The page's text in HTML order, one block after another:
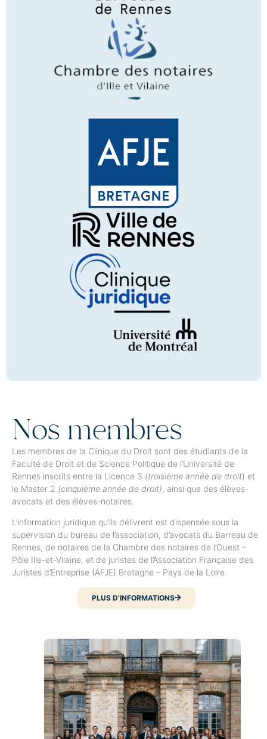
Nos membres
Les membres de la Clinique du Droit sont des étudiants de la
Faculté de Droit et de Science Politique de l’Université de
Rennes inscrits entre la Licence 3 (troisième année de droit) et
le Master 2 (cinquième année de droit), ainsi que des élèves-
avocats et des élèves-notaires.
L’information juridique qu’ils délivrent est dispensée sous la
supervision du bureau de l’association, d’avocats du Barreau de
Rennes, de notaires de la Chambre des notaires de l’Ouest –
Pôle Ille-et-Vilaine, et de juristes de l’Association Française des
Juristes d’Entreprise (AFJE) Bretagne – Pays de la Loire.
PLUS D’INFORMATIONS